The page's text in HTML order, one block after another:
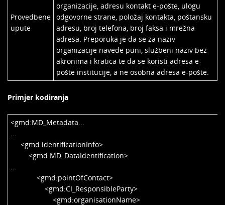
Provedbene
upute
organizacije, adresu kontakt e-pošte, ulogu
odgovorne strane, položaj kontakta, poštansku
adresu, broj telefona, broj faksa i mrežna
adresa. Preporuka je da se za naziv
organizacije navede puni, službeni naziv bez
akronima i kratica te da se koristi adresa e-
pošte institucije, a ne osobna adresa e-pošte.
Primjer kodiranja
<gmd:MD_Metadata...
...
<gmd:identificationInfo>
<gmd:MD_DataIdentification>
...
<gmd:pointOfContact>
<gmd:CI_ResponsibleParty>
<gmd:organisationName>